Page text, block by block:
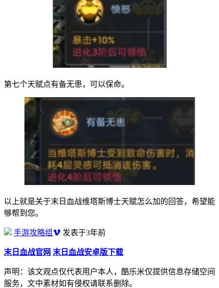
第七个天赋点有备无患，可以保命。
以上就是关于末日血战维塔斯博士天赋怎么加的回答，希望能
够帮到您。
手游攻略组 发表于3年前
末日血战官网 末日血战安卓版下载
声明：该文观点仅代表用户本人，酷乐米仅提供信息存储空间
服务，文中素材如有侵权请联系删除。